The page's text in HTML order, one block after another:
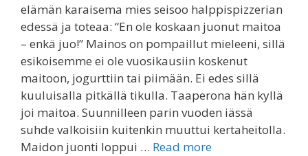
elämän karaisema mies seisoo halppispizzerian
edessä ja toteaa: “En ole koskaan juonut maitoa
– enkä juo!” Mainos on pompaillut mieleeni, sillä
esikoisemme ei ole vuosikausiin koskenut
maitoon, jogurttiin tai piimään. Ei edes sillä
kuuluisalla pitkällä tikulla. Taaperona hän kyllä
joi maitoa. Suunnilleen parin vuoden iässä
suhde valkoisiin kuitenkin muuttui kertaheitolla.
Maidon juonti loppui … Read more